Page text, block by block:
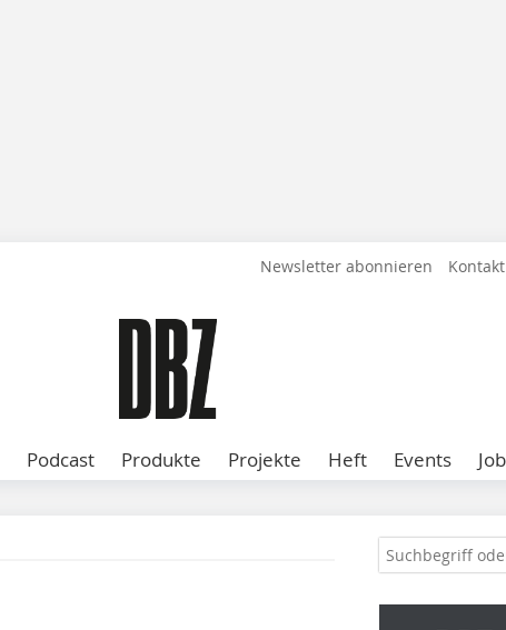
Newsletter abonnieren
Podcast Produkte Projekte Heft Events